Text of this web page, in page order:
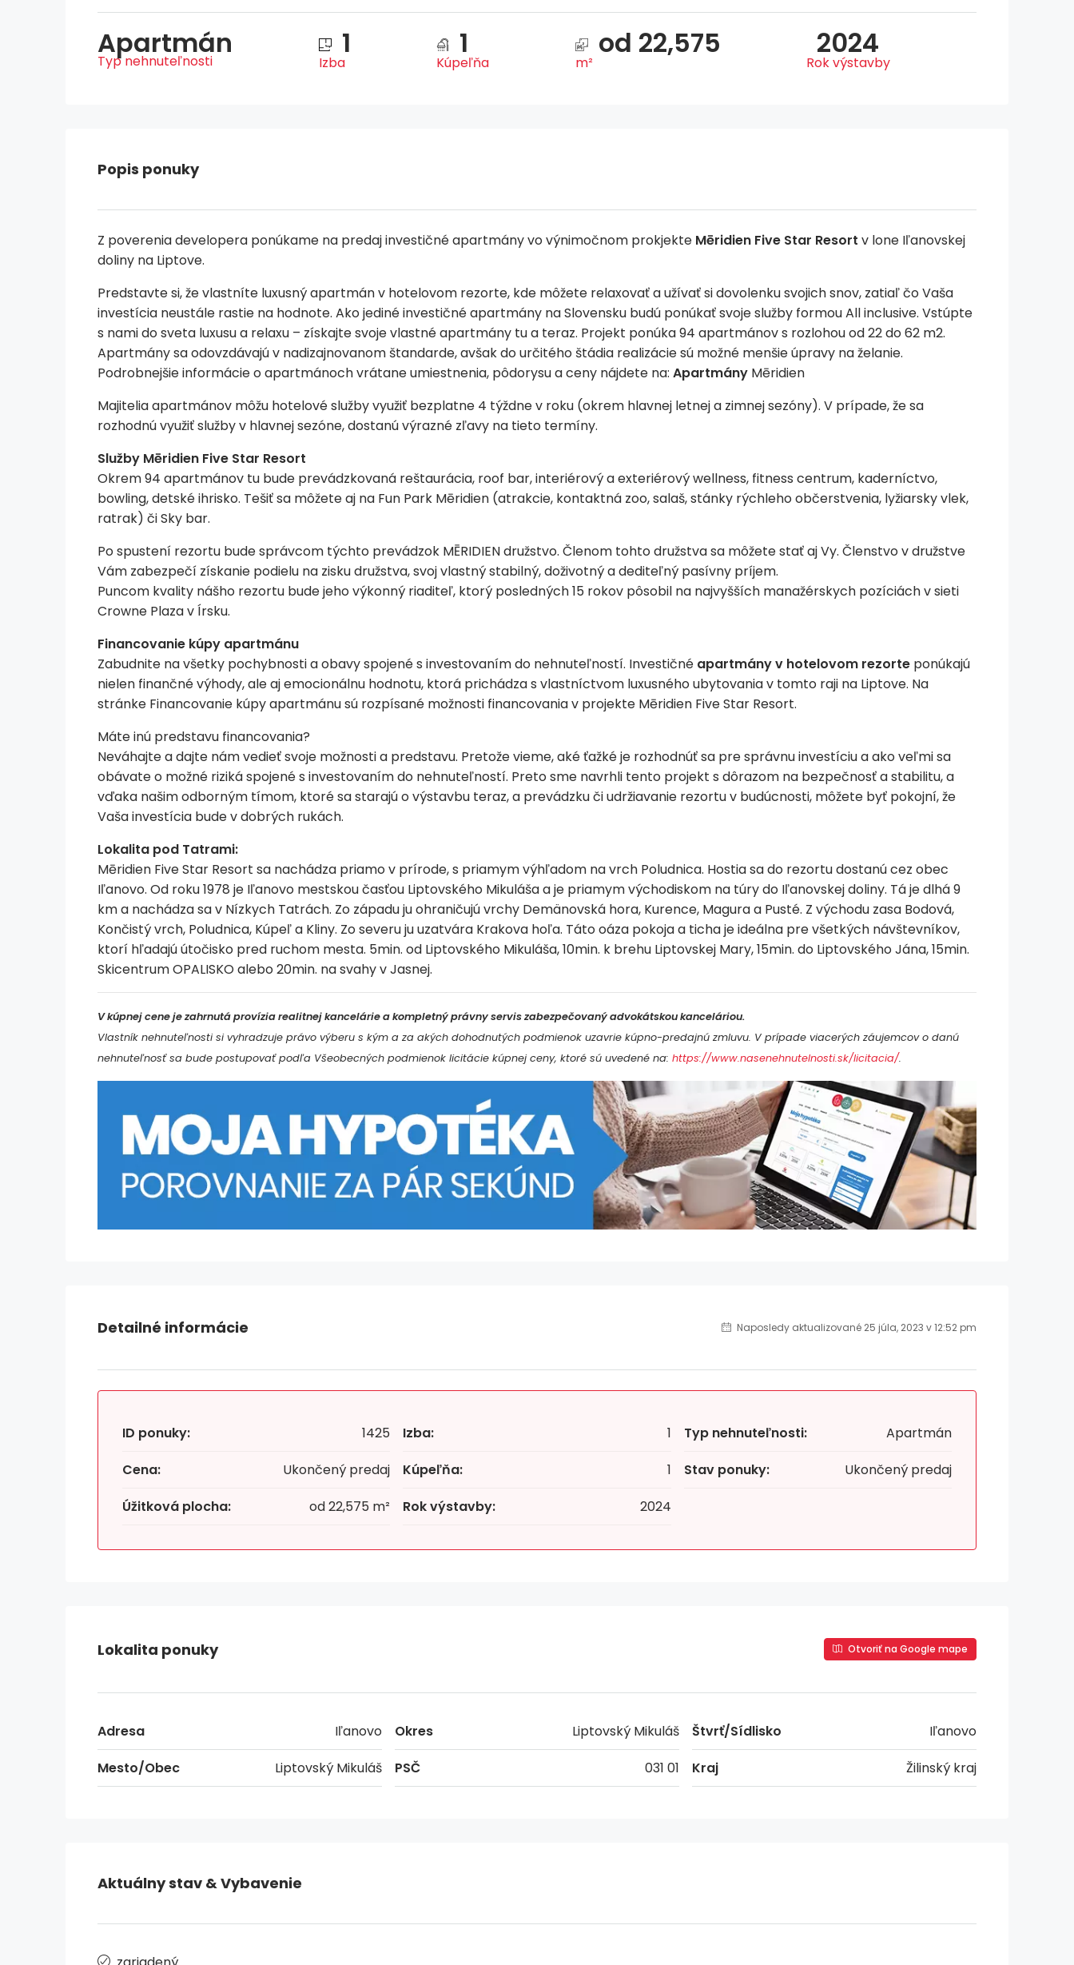
Apartmán
Typ nehnuteľnosti
1
Izba
1
Kúpeľňa
od 22,575
m²
2024
Rok výstavby
Popis ponuky
Z poverenia developera ponúkame na predaj investičné apartmány vo výnimočnom prokjekte Mēridien Five Star Resort v lone Iľanovskej
doliny na Liptove.
Predstavte si, že vlastníte luxusný apartmán v hotelovom rezorte, kde môžete relaxovať a užívať si dovolenku svojich snov, zatiaľ čo Vaša
investícia neustále rastie na hodnote. Ako jediné investičné apartmány na Slovensku budú ponúkať svoje služby formou All inclusive. Vstúpte
s nami do sveta luxusu a relaxu – získajte svoje vlastné apartmány tu a teraz. Projekt ponúka 94 apartmánov s rozlohou od 22 do 62 m2.
Apartmány sa odovzdávajú v nadizajnovanom štandarde, avšak do určitého štádia realizácie sú možné menšie úpravy na želanie.
Podrobnejšie informácie o apartmánoch vrátane umiestnenia, pôdorysu a ceny nájdete na: Apartmány Mēridien
Majitelia apartmánov môžu hotelové služby využiť bezplatne 4 týždne v roku (okrem hlavnej letnej a zimnej sezóny). V prípade, že sa
rozhodnú využiť služby v hlavnej sezóne, dostanú výrazné zľavy na tieto termíny.
Služby Mēridien Five Star Resort
Okrem 94 apartmánov tu bude prevádzkovaná reštaurácia, roof bar, interiérový a exteriérový wellness, fitness centrum, kaderníctvo,
bowling, detské ihrisko. Tešiť sa môžete aj na Fun Park Mēridien (atrakcie, kontaktná zoo, salaš, stánky rýchleho občerstvenia, lyžiarsky vlek,
ratrak) či Sky bar.
Po spustení rezortu bude správcom týchto prevádzok MĒRIDIEN družstvo. Členom tohto družstva sa môžete stať aj Vy. Členstvo v družstve
Vám zabezpečí získanie podielu na zisku družstva, svoj vlastný stabilný, doživotný a dediteľný pasívny príjem.
Puncom kvality nášho rezortu bude jeho výkonný riaditeľ, ktorý posledných 15 rokov pôsobil na najvyšších manažérskych pozíciách v sieti
Crowne Plaza v Írsku.
Financovanie kúpy apartmánu
Zabudnite na všetky pochybnosti a obavy spojené s investovaním do nehnuteľností. Investičné apartmány v hotelovom rezorte ponúkajú
nielen finančné výhody, ale aj emocionálnu hodnotu, ktorá prichádza s vlastníctvom luxusného ubytovania v tomto raji na Liptove. Na
stránke Financovanie kúpy apartmánu sú rozpísané možnosti financovania v projekte Mēridien Five Star Resort.
Máte inú predstavu financovania?
Neváhajte a dajte nám vedieť svoje možnosti a predstavu. Pretože vieme, aké ťažké je rozhodnúť sa pre správnu investíciu a ako veľmi sa
obávate o možné riziká spojené s investovaním do nehnuteľností. Preto sme navrhli tento projekt s dôrazom na bezpečnosť a stabilitu, a
vďaka našim odborným tímom, ktoré sa starajú o výstavbu teraz, a prevádzku či udržiavanie rezortu v budúcnosti, môžete byť pokojní, že
Vaša investícia bude v dobrých rukách.
Lokalita pod Tatrami:
Mēridien Five Star Resort sa nachádza priamo v prírode, s priamym výhľadom na vrch Poludnica. Hostia sa do rezortu dostanú cez obec
Iľanovo. Od roku 1978 je Iľanovo mestskou časťou Liptovského Mikuláša a je priamym východiskom na túry do Iľanovskej doliny. Tá je dlhá 9
km a nachádza sa v Nízkych Tatrách. Zo západu ju ohraničujú vrchy Demänovská hora, Kurence, Magura a Pusté. Z východu zasa Bodová,
Končistý vrch, Poludnica, Kúpeľ a Kliny. Zo severu ju uzatvára Krakova hoľa. Táto oáza pokoja a ticha je ideálna pre všetkých návštevníkov,
ktorí hľadajú útočisko pred ruchom mesta. 5min. od Liptovského Mikuláša, 10min. k brehu Liptovskej Mary, 15min. do Liptovského Jána, 15min.
Skicentrum OPALISKO alebo 20min. na svahy v Jasnej.
V kúpnej cene je zahrnutá provízia realitnej kancelárie a kompletný právny servis zabezpečovaný advokátskou kanceláriou.
Vlastník nehnuteľnosti si vyhradzuje právo výberu s kým a za akých dohodnutých podmienok uzavrie kúpno-predajnú zmluvu. V prípade viacerých záujemcov o danú
nehnuteľnosť sa bude postupovať podľa Všeobecných podmienok licitácie kúpnej ceny, ktoré sú uvedené na: https://www.nasenehnutelnosti.sk/licitacia/.
Detailné informácie Naposledy aktualizované 25 júla, 2023 v 12:52 pm
ID ponuky:
1425
Cena:
Ukončený predaj
Úžitková plocha:
od 22,575 m²
Izba:
1
Kúpeľňa:
1
Rok výstavby:
2024
Typ nehnuteľnosti:
Apartmán
Stav ponuky:
Ukončený predaj
Lokalita ponuky Otvoriť na Google mape
Adresa
Iľanovo
Mesto/Obec
Liptovský Mikuláš
Okres
Liptovský Mikuláš
PSČ
031 01
Štvrť/Sídlisko
Iľanovo
Kraj
Žilinský kraj
Aktuálny stav & Vybavenie